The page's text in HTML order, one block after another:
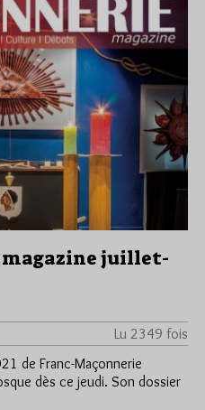
juillet-
Lu 2349 fois
de Franc-Maçonnerie
dès ce jeudi. Son dossier